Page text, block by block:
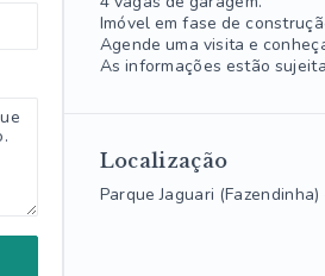
Imóvel em fase de
Agende uma visita e
As informações estão
Localização
Parque Jaguari